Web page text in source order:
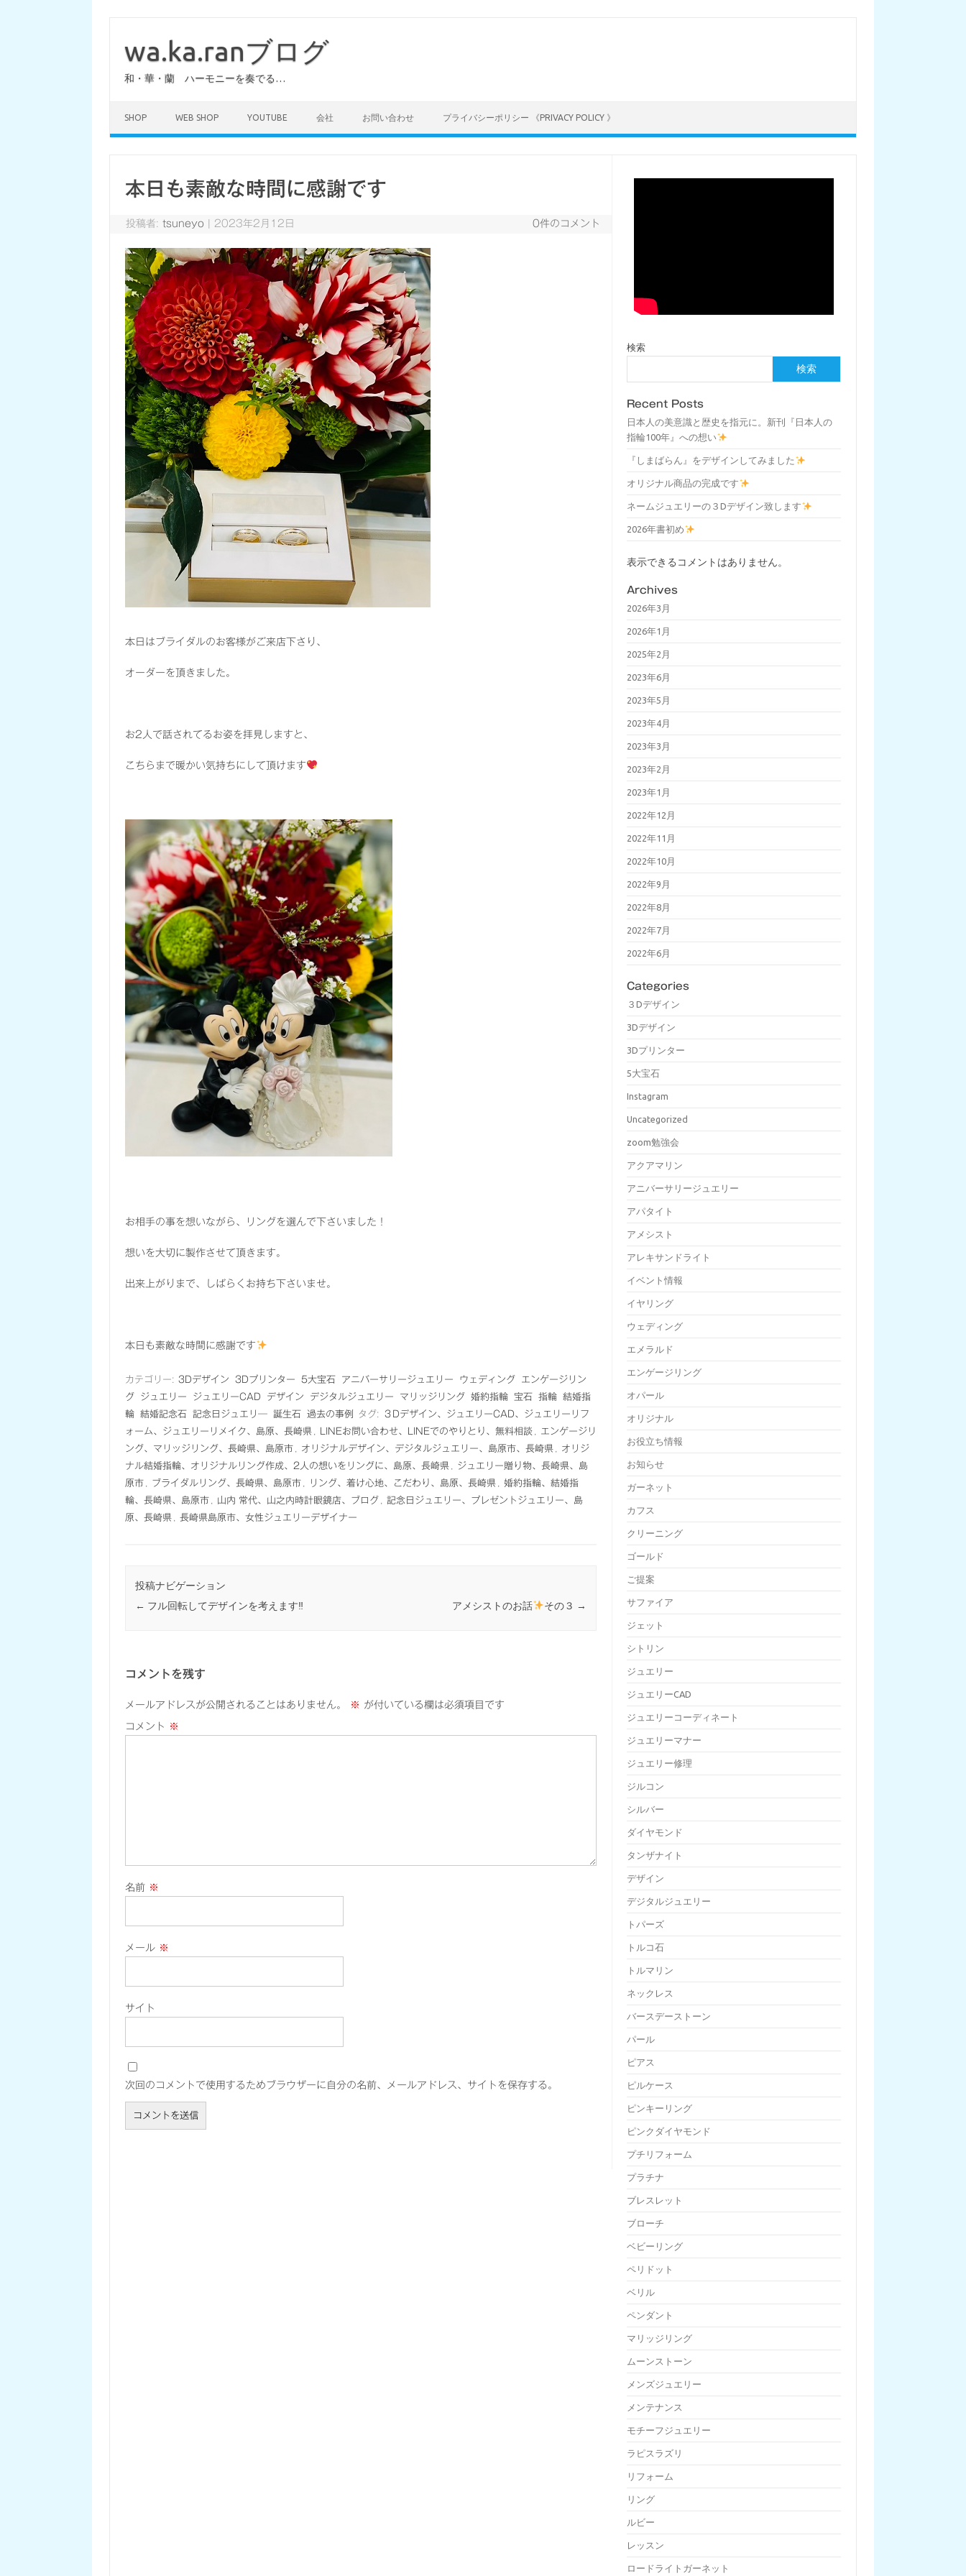
wa.ka.ranブログ
和・華・蘭 ハーモニーを奏でる…
SHOP WEB SHOP YOUTUBE 会社 お問い合わせ プライバシーポリシー 《PRIVACY POLICY 》
本日も素敵な時間に感謝です
投稿者:tsuneyo 2023年2月12日 0件のコメント
本日はブライダルのお客様がご来店下さり、
オーダーを頂きました。
お2人で話されてるお姿を拝見しますと、
こちらまで暖かい気持ちにして頂けます
お相手の事を想いながら、リングを選んで下さいました！
想いを大切に製作させて頂きます。
出来上がりまで、しばらくお持ち下さいませ。
本日も素敵な時間に感謝です
カテゴリー: 3Dデザイン 3Dプリンター 5大宝石 アニバーサリージュエリー ウェディング
エンゲージリン
グ
ジュエリー ジュエリーCAD デザイン デジタルジュエリー マリッジリング 婚約指輪 宝石 指輪
結婚指
輪
結婚記念石 記念日ジュエリ― 誕生石 過去の事例 タグ:
３Dデザイン、ジュエリーCAD、ジュエリーリフ
ォーム、ジュエリーリメイク、島原、長崎県
LINEお問い合わせ、LINEでのやりとり、無料相談
エンゲージリ
ング、マリッジリング、長崎県、島原市
オリジナルデザイン、デジタルジュエリー、島原市、長崎県
オリジ
ナル結婚指輪、オリジナルリング作成、2人の想いをリングに、島原、長崎県
ジュエリー贈り物、長崎県、島
原市
ブライダルリング、長崎県、島原市 リング、着け心地、こだわり、島原、長崎県
婚約指輪、結婚指
輪、長崎県、島原市
山内 常代、山之内時計眼鏡店、ブログ
記念日ジュエリー、プレゼントジュエリー、島
原、長崎県
長崎県島原市、女性ジュエリーデザイナー
投稿ナビゲーション
← フル回転してデザインを考えます‼ アメシストのお話 その３ →
コメントを残す
メールアドレスが公開されることはありません。 ※ が付いている欄は必須項目です
コメント ※
名前 ※
メール ※
サイト
次回のコメントで使用するためブラウザーに自分の名前、メールアドレス、サイトを保存する。
検索
検索
Recent Posts
日本人の美意識と歴史を指元に。新刊『日本人の
指輪100年』への想い
『しまばらん』をデザインしてみました
オリジナル商品の完成です
ネームジュエリーの３Dデザイン致します
2026年書初め
表示できるコメントはありません。
Archives
2026年3月
2026年1月
2025年2月
2023年6月
2023年5月
2023年4月
2023年3月
2023年2月
2023年1月
2022年12月
2022年11月
2022年10月
2022年9月
2022年8月
2022年7月
2022年6月
Categories
３Dデザイン
3Dデザイン
3Dプリンター
5大宝石
Instagram
Uncategorized
zoom勉強会
アクアマリン
アニバーサリージュエリー
アパタイト
アメシスト
アレキサンドライト
イベント情報
イヤリング
ウェディング
エメラルド
エンゲージリング
オパール
オリジナル
お役立ち情報
お知らせ
ガーネット
カフス
クリーニング
ゴールド
ご提案
サファイア
ジェット
シトリン
ジュエリー
ジュエリーCAD
ジュエリーコーディネート
ジュエリーマナー
ジュエリー修理
ジルコン
シルバー
ダイヤモンド
タンザナイト
デザイン
デジタルジュエリー
トパーズ
トルコ石
トルマリン
ネックレス
バースデーストーン
パール
ピアス
ピルケース
ピンキーリング
ピンクダイヤモンド
プチリフォーム
プラチナ
ブレスレット
ブローチ
ベビーリング
ペリドット
ベリル
ペンダント
マリッジリング
ムーンストーン
メンズジュエリー
メンテナンス
モチーフジュエリー
ラピスラズリ
リフォーム
リング
ルビー
レッスン
ロードライトガーネット